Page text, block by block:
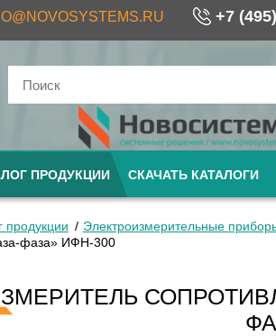
+7
ПРОДУКЦИИ СКАЧАТЬ КАТАЛОГИ
продукции Электроизмерительные
фаза» ИФН-300